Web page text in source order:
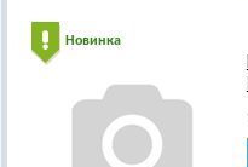
Новинка